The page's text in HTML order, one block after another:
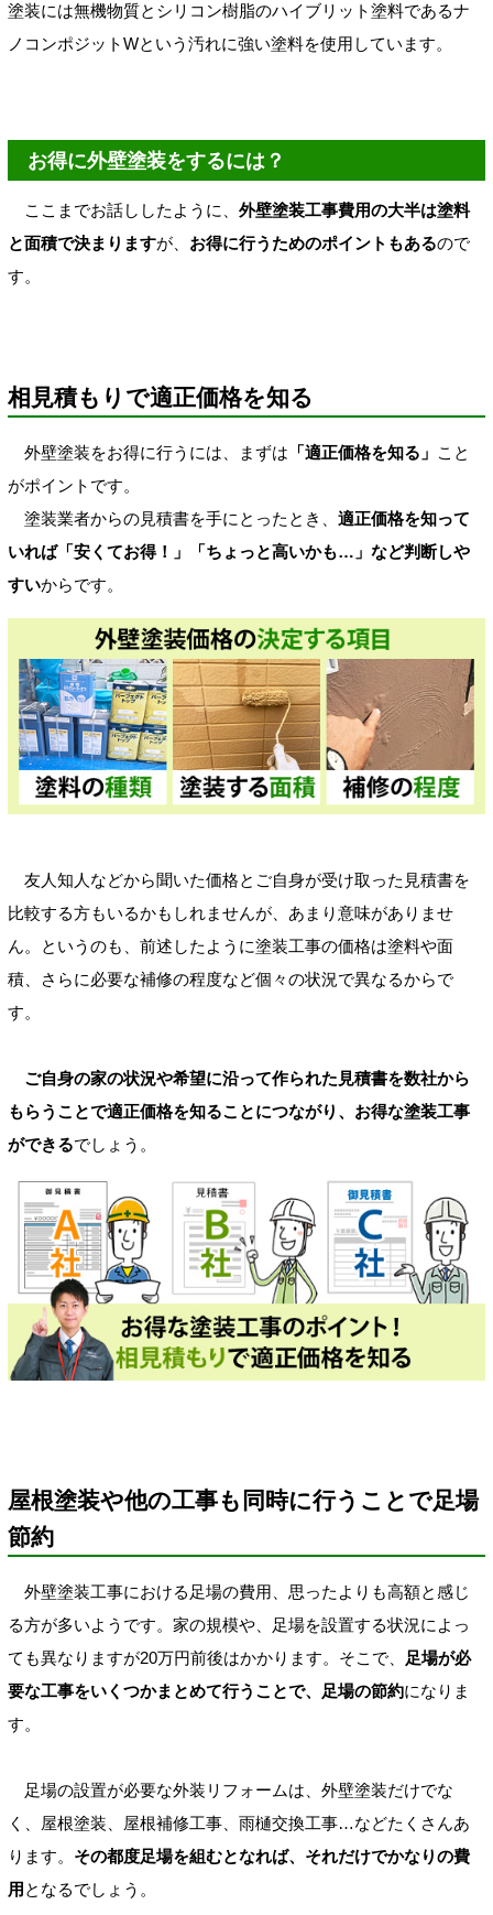
塗装には無機物質とシリコン樹脂のハイブリット塗料であるナ
ノコンポジットWという汚れに強い塗料を使用しています。
お得に外壁塗装をするには？
ここまでお話ししたように、 外壁塗装工事費用の大半は塗料
と面積で決まりますが、 お得に行うためのポイントもあるので
す。
相見積もりで適正価格を知る
外壁塗装をお得に行うには、まずは 「適正価格を知る」 こと
がポイントです。
塗装業者からの見積書を手にとったとき、 適正価格を知って
いれば「安くてお得！」「ちょっと高いかも…」など判断しや
すいからです。
友人知人などから聞いた価格とご自身が受け取った見積書を
比較する方もいるかもしれませんが、あまり意味がありませ
ん。というのも、前述したように塗装工事の価格は塗料や面
積、さらに必要な補修の程度など個々の状況で異なるからで
す。
ご自身の家の状況や希望に沿って作られた見積書を数社から
もらうことで適正価格を知ることにつながり、お得な塗装工事
ができるでしょう。
屋根塗装や他の工事も同時に行うことで足場
節約
外壁塗装工事における足場の費用、思ったよりも高額と感じ
る方が多いようです。家の規模や、足場を設置する状況によっ
ても異なりますが20万円前後はかかります。そこで、
足場が必
要な工事をいくつかまとめて行うことで、足場の節約になりま
す。
足場の設置が必要な外装リフォームは、外壁塗装だけでな
く、屋根塗装、屋根補修工事、雨樋交換工事…などたくさんあ
ります。 その都度足場を組むとなれば、それだけでかなりの費
用 となるでしょう。